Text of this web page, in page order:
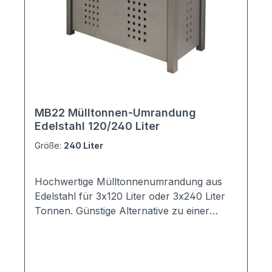
vorhanden, Sie müssen die Teile nur noch
zusammenschrauben.Die mitgelieferte,
ausführliche Montageanleitung erleichtert
das Zusammenbauen der Edelstahl
Mülltonnenumhausung enorm.
MB22 Mülltonnen-Umrandung
Edelstahl 120/240 Liter
Größe: 240 Liter
Hochwertige Mülltonnenumrandung aus
Edelstahl für 3x120 Liter oder 3x240 Liter
Tonnen. Günstige Alternative zu einer